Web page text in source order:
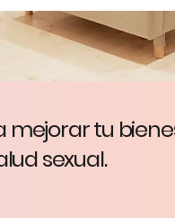
200 188
mejorar tu
sexual.